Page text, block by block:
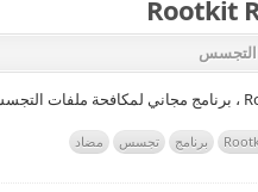
Rootkit
برنامج تجسس مضاد